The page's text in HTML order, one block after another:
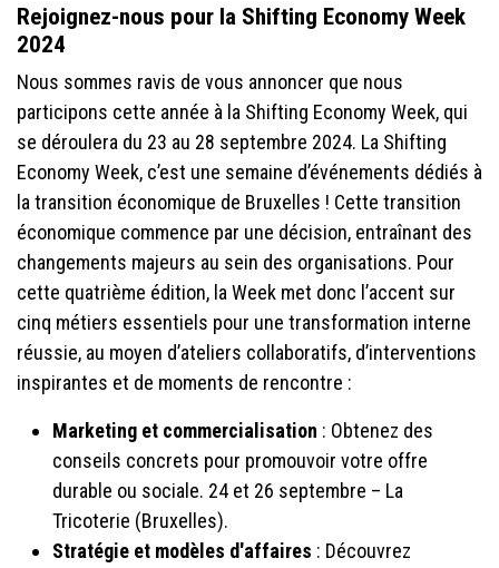
Rejoignez-nous pour la Shifting Economy Week
2024
Nous sommes ravis de vous annoncer que nous
participons cette année à la Shifting Economy Week, qui
se déroulera du 23 au 28 septembre 2024. La Shifting
Economy Week, c’est une semaine d’événements dédiés à
la transition économique de Bruxelles ! Cette transition
économique commence par une décision, entraînant des
changements majeurs au sein des organisations. Pour
cette quatrième édition, la Week met donc l’accent sur
cinq métiers essentiels pour une transformation interne
réussie, au moyen d’ateliers collaboratifs, d’interventions
inspirantes et de moments de rencontre :
Marketing et commercialisation : Obtenez des
conseils concrets pour promouvoir votre offre
durable ou sociale. 24 et 26 septembre – La
Tricoterie (Bruxelles).
Stratégie et modèles d'affaires : Découvrez